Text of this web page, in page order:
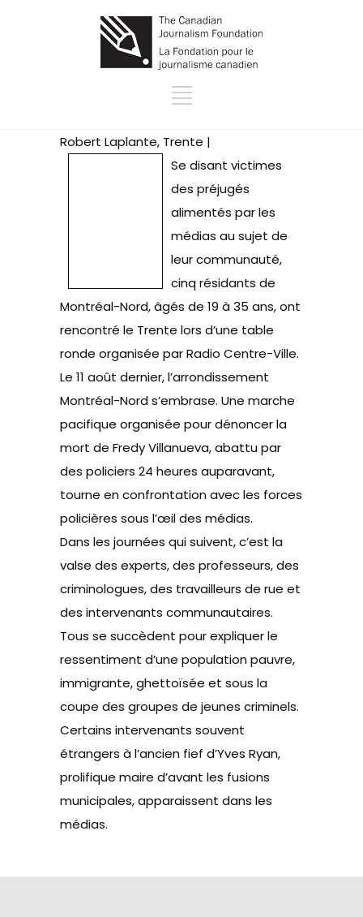
Robert Laplante, Trente |
Se disant victimes
des préjugés
alimentés par les
médias au sujet de
leur communauté,
cinq résidants de
Montréal-Nord, âgés de 19 à 35 ans, ont
rencontré le Trente lors d’une table
ronde organisée par Radio Centre-Ville.
Le 11 août dernier, l’arrondissement
Montréal-Nord s’embrase. Une marche
pacifique organisée pour dénoncer la
mort de Fredy Villanueva, abattu par
des policiers 24 heures auparavant,
tourne en confrontation avec les forces
policières sous l’œil des médias.
Dans les journées qui suivent, c’est la
valse des experts, des professeurs, des
criminologues, des travailleurs de rue et
des intervenants communautaires.
Tous se succèdent pour expliquer le
ressentiment d’une population pauvre,
immigrante, ghettoïsée et sous la
coupe des groupes de jeunes criminels.
Certains intervenants souvent
étrangers à l’ancien fief d’Yves Ryan,
prolifique maire d’avant les fusions
municipales, apparaissent dans les
médias.